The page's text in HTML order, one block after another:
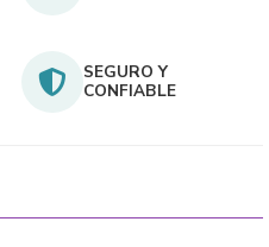
SEGURO Y
CONFIABLE